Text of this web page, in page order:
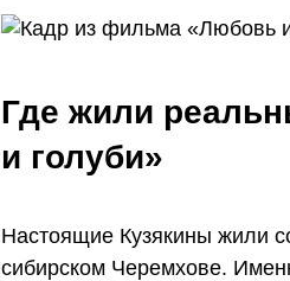
Где жили
и голуби»
Настоящие Кузякины жили
сибирском Черемхове.